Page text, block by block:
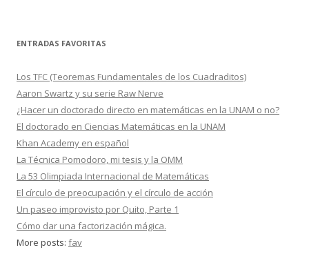
ENTRADAS FAVORITAS
Los TFC (Teoremas Fundamentales de los Cuadraditos)
Aaron Swartz y su serie Raw Nerve
¿Hacer un doctorado directo en matemáticas en la UNAM o no?
El doctorado en Ciencias Matemáticas en la UNAM
Khan Academy en español
La Técnica Pomodoro, mi tesis y la OMM
La 53 Olimpiada Internacional de Matemáticas
El círculo de preocupación y el círculo de acción
Un paseo improvisto por Quito, Parte 1
Cómo dar una factorización mágica.
More posts: fav